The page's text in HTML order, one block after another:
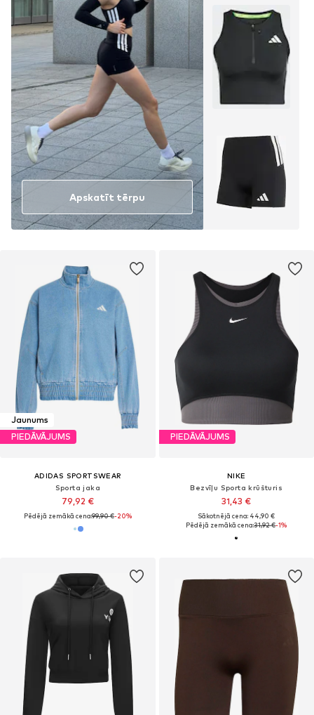
Jaunums
PIEDĀVĀJUMS
ADIDAS SPORTSWEAR
Sporta jaka
79,92 €
Pēdējā zemākā cena:99,90 €-20%
PIEDĀVĀJUMS
NIKE
Bezvīļu Sporta krūšturis
31,43 €
Sākotnējā cena: 44,90 €
Pēdējā zemākā cena:31,92 €-1%
Apskatīt tērpu